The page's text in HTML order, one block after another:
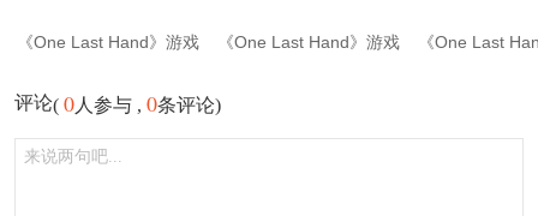
《One Last Hand》游戏
《One Last Hand》游戏
《One Last
评论( 0人参与 , 0条评论)